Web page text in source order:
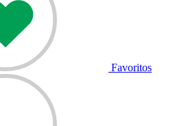
Favoritos